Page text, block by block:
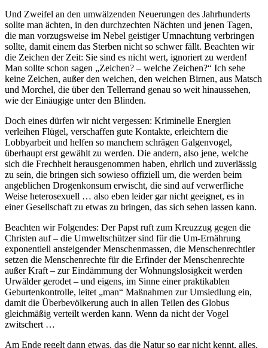
Und Zweifel an den umwälzenden Neuerungen des Jahrhunderts
sollte man ächten, in den durchzechten Nächten und jenen Tagen,
die man vorzugsweise im Nebel geistiger Umnachtung verbringen
sollte, damit einem das Sterben nicht so schwer fällt. Beachten wir
die Zeichen der Zeit: Sie sind es nicht wert, ignoriert zu werden!
Man sollte schon sagen „Zeichen? – welche Zeichen?“ Ich sehe
keine Zeichen, außer den weichen, den weichen Birnen, aus Matsch
und Morchel, die über den Tellerrand genau so weit hinaussehen,
wie der Einäugige unter den Blinden.
Doch eines dürfen wir nicht vergessen: Kriminelle Energien
verleihen Flügel, verschaffen gute Kontakte, erleichtern die
Lobbyarbeit und helfen so manchem schrägen Galgenvogel,
überhaupt erst gewählt zu werden. Die andern, also jene, welche
sich die Frechheit herausgenommen haben, ehrlich und zuverlässig
zu sein, die bringen sich sowieso offiziell um, die werden beim
angeblichen Drogenkonsum erwischt, die sind auf verwerfliche
Weise heterosexuell … also eben leider gar nicht geeignet, es in
einer Gesellschaft zu etwas zu bringen, das sich sehen lassen kann.
Beachten wir Folgendes: Der Papst ruft zum Kreuzzug gegen die
Christen auf – die Umweltschützer sind für die Um-Ernährung
exponentiell ansteigender Menschenmassen, die Menschenrechtler
setzen die Menschenrechte für die Erfinder der Menschenrechte
außer Kraft – zur Eindämmung der Wohnungslosigkeit werden
Urwälder gerodet – und eigens, im Sinne einer praktikablen
Geburtenkontrolle, leitet „man“ Maßnahmen zur Umsiedlung ein,
damit die Überbevölkerung auch in allen Teilen des Globus
gleichmäßig verteilt werden kann. Wenn da nicht der Vogel
zwitschert …
Am Ende regelt dann etwas, das die Natur so gar nicht kennt, alles,